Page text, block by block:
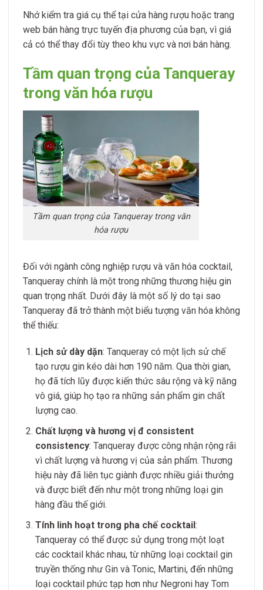
Nhớ kiểm tra giá cụ thể tại cửa hàng rượu hoặc trang
web bán hàng trực tuyến địa phương của bạn, vì giá
cả có thể thay đổi tùy theo khu vực và nơi bán hàng.
Tầm quan trọng của Tanqueray
trong văn hóa rượu
Tầm quan trọng của Tanqueray trong văn
hóa rượu
Đối với ngành công nghiệp rượu và văn hóa cocktail,
Tanqueray chính là một trong những thương hiệu gin
quan trọng nhất. Dưới đây là một số lý do tại sao
Tanqueray đã trở thành một biểu tượng văn hóa không
thể thiếu:
Lịch sử dày dặn: Tanqueray có một lịch sử chế
tạo rượu gin kéo dài hơn 190 năm. Qua thời gian,
họ đã tích lũy được kiến thức sâu rộng và kỹ năng
vô giá, giúp họ tạo ra những sản phẩm gin chất
lượng cao.
Chất lượng và hương vị đ consistent
consistency: Tanqueray được công nhận rộng rãi
vì chất lượng và hương vị của sản phẩm. Thương
hiệu này đã liên tục giành được nhiều giải thưởng
và được biết đến như một trong những loại gin
hàng đầu thế giới.
Tính linh hoạt trong pha chế cocktail:
Tanqueray có thể được sử dụng trong một loạt
các cocktail khác nhau, từ những loại cocktail gin
truyền thống như Gin và Tonic, Martini, đến những
loại cocktail phức tạp hơn như Negroni hay Tom